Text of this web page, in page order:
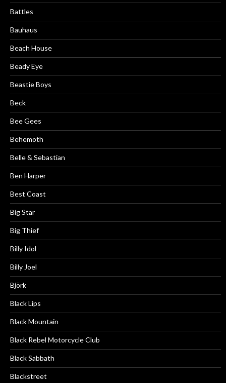
Battles
Bauhaus
Beach House
Beady Eye
Beastie Boys
Beck
Bee Gees
Behemoth
Belle & Sebastian
Ben Harper
Best Coast
Big Star
Big Thief
Billy Idol
Billy Joel
Björk
Black Lips
Black Mountain
Black Rebel Motorcycle Club
Black Sabbath
Blackstreet